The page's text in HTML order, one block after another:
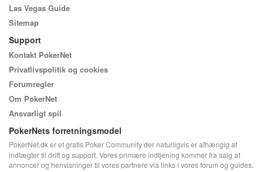
Las Vegas Guide
Sitemap
Support
Kontakt PokerNet
Privatlivspolitik og cookies
Forumregler
Om PokerNet
Ansvarligt spil
PokerNets forretningsmodel
PokerNet.dk er et gratis Poker Community der naturligvis er afhængig af
indtægter til drift og support. Vores primære indtjening kommer fra salg af
annoncer og henvisninger til vores partnere via links i vores forum og guides.